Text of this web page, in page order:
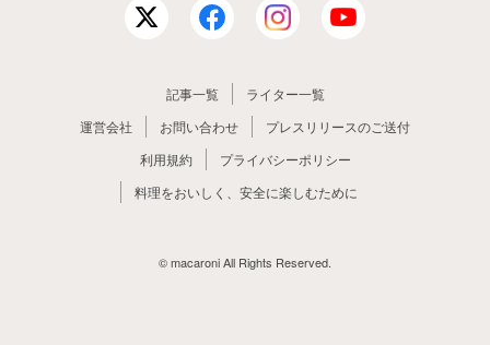
記事一覧
ライター一覧
運営会社
お問い合わせ
プレスリリースのご送付
利用規約
プライバシーポリシー
料理をおいしく、安全に楽しむために
© macaroni All Rights Reserved.